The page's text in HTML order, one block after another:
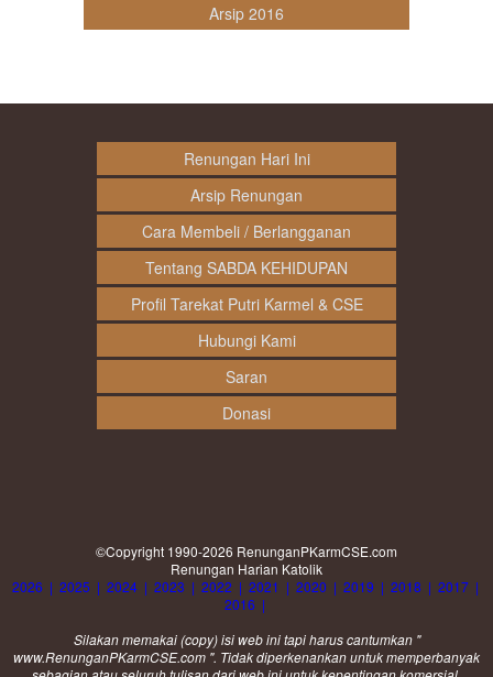
Arsip 2016
Renungan Hari Ini
Arsip Renungan
Cara Membeli / Berlangganan
Tentang SABDA KEHIDUPAN
Profil Tarekat Putri Karmel & CSE
Hubungi Kami
Saran
Donasi
©Copyright 1990-2026 RenunganPKarmCSE.com
Renungan Harian Katolik
2026 | 2025 | 2024 | 2023 | 2022 | 2021 | 2020 | 2019 | 2018 | 2017 |
2016 |
Silakan memakai (copy) isi web ini tapi harus cantumkan "
www.RenunganPKarmCSE.com ". Tidak diperkenankan untuk memperbanyak